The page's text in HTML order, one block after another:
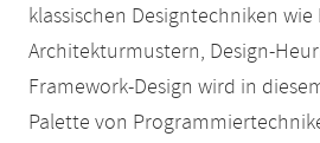
klassischen Designtechniken
Architekturmustern, Design-
Framework-Design wird in
Palette von